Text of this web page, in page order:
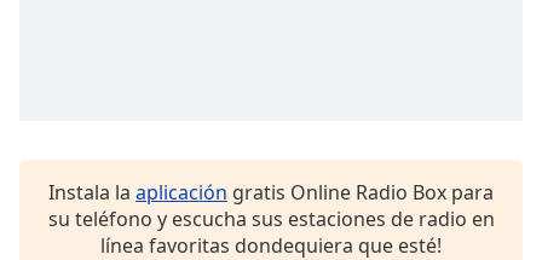
and
Instala la aplicación gratis Online Radio Box para
su teléfono y escucha sus estaciones de radio en
línea favoritas dondequiera que esté!